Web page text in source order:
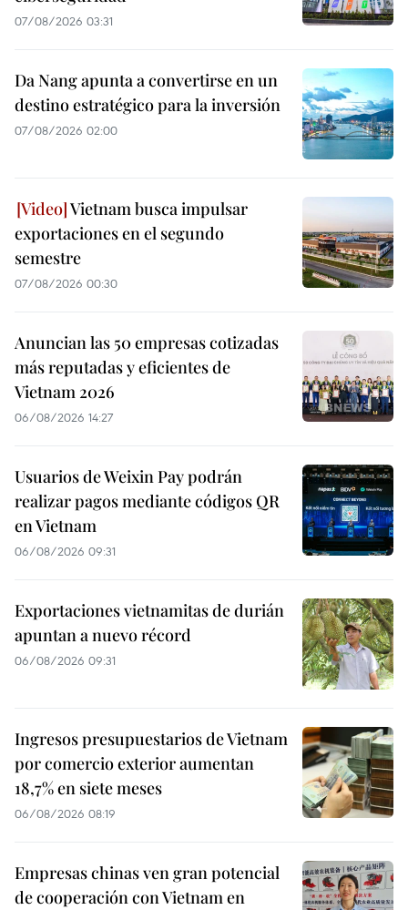
07/08/2026 03:31
Da Nang apunta a convertirse en un
destino estratégico para la inversión
07/08/2026 02:00
Vietnam busca impulsar
exportaciones en el segundo
semestre
07/08/2026 00:30
Anuncian las 50 empresas cotizadas
más reputadas y eficientes de
Vietnam 2026
06/08/2026 14:27
Usuarios de Weixin Pay podrán
realizar pagos mediante códigos QR
en Vietnam
06/08/2026 09:31
Exportaciones vietnamitas de durián
apuntan a nuevo récord
06/08/2026 09:31
Ingresos presupuestarios de Vietnam
por comercio exterior aumentan
18,7% en siete meses
06/08/2026 08:19
Empresas chinas ven gran potencial
de cooperación con Vietnam en